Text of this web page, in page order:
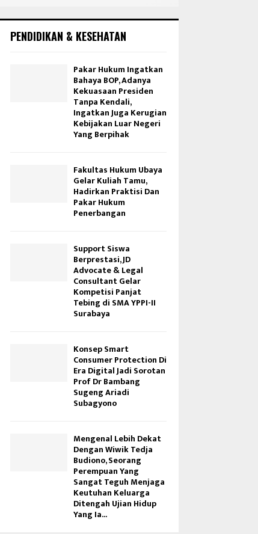
PENDIDIKAN & KESEHATAN
Pakar Hukum Ingatkan
Bahaya BOP, Adanya
Kekuasaan Presiden
Tanpa Kendali,
Ingatkan Juga Kerugian
Kebijakan Luar Negeri
Yang Berpihak
Fakultas Hukum Ubaya
Gelar Kuliah Tamu,
Hadirkan Praktisi Dan
Pakar Hukum
Penerbangan
Support Siswa
Berprestasi, JD
Advocate & Legal
Consultant Gelar
Kompetisi Panjat
Tebing di SMA YPPI-II
Surabaya
Konsep Smart
Consumer Protection Di
Era Digital Jadi Sorotan
Prof Dr Bambang
Sugeng Ariadi
Subagyono
Mengenal Lebih Dekat
Dengan Wiwik Tedja
Budiono, Seorang
Perempuan Yang
Sangat Teguh Menjaga
Keutuhan Keluarga
Ditengah Ujian Hidup
Yang Ia...